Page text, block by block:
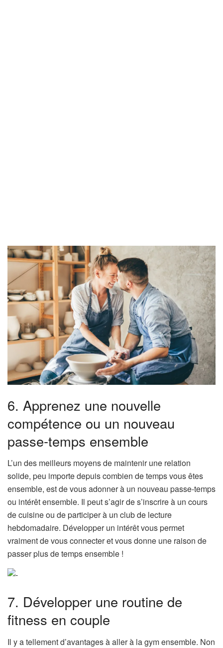
6. Apprenez une nouvelle
compétence ou un nouveau
passe-temps ensemble
L’un des meilleurs moyens de maintenir une relation
solide, peu importe depuis combien de temps vous êtes
ensemble, est de vous adonner à un nouveau passe-temps
ou intérêt ensemble. Il peut s’agir de s’inscrire à un cours
de cuisine ou de participer à un club de lecture
hebdomadaire. Développer un intérêt vous permet
vraiment de vous connecter et vous donne une raison de
passer plus de temps ensemble !
7. Développer une routine de
fitness en couple
Il y a tellement d’avantages à aller à la gym ensemble. Non